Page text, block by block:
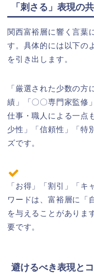
「刺さる」表現の
関西富裕層に響く言葉
す。具体的には以下の
を引き出します。
「厳選された少数の方
績」「〇〇専門家監修
仕事・職人による一点
少性」「信頼性」「特
ズです。
「お得」「割引」「キ
ワードは、富裕層に「
を与えることがありま
要です。
避けるべき表現と